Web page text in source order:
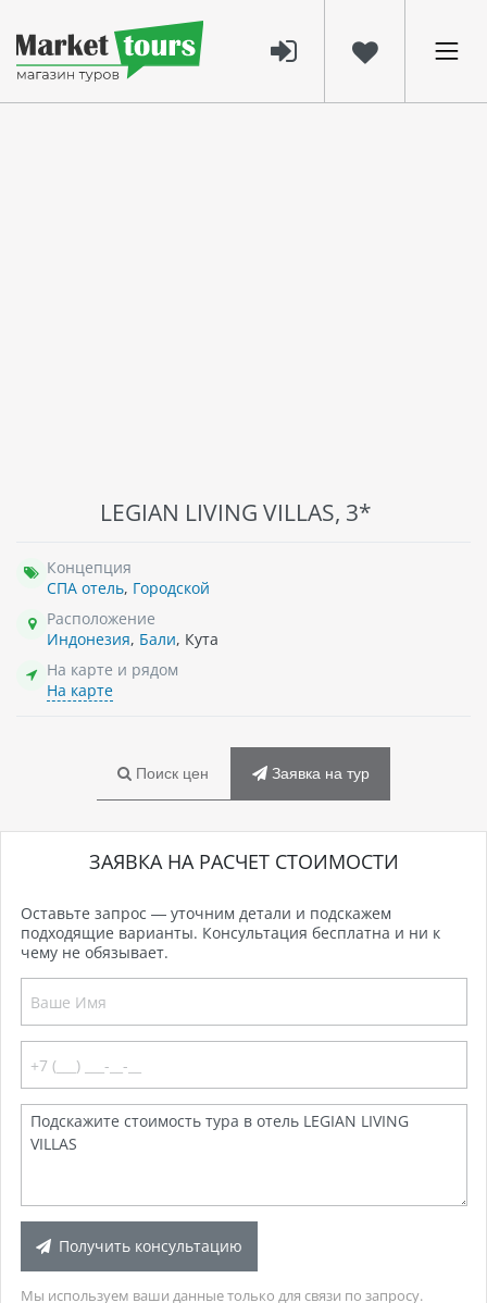
LEGIAN LIVING VILLAS, 3*
Концепция
СПА отель, Городской
Расположение
Индонезия, Бали, Кута
На карте и рядом
На карте
Поиск цен Заявка на тур
ЗАЯВКА НА РАСЧЕТ СТОИМОСТИ
Оставьте запрос — уточним детали и подскажем
подходящие варианты. Консультация бесплатна и ни к
чему не обязывает.
Получить консультацию
Мы используем ваши данные только для связи по запросу.